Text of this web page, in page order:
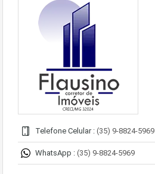
Telefone Celular : (35) 9-8824-5969
WhatsApp : (35) 9-8824-5969